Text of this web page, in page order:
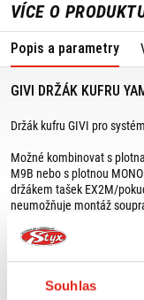
Souhlas
VÍCE O
Popis a parametry
GIVI DRŽÁK KUFRU
Držák kufru GIVI pro
Možné kombinovat s
M9B nebo s plotnou
držákem tašek EX2M/
neumožňuje montáž
Vhodné pro: